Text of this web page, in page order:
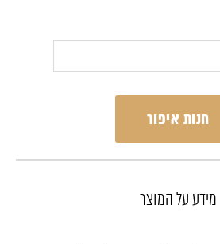
חנות איפור
מידע על המוצר